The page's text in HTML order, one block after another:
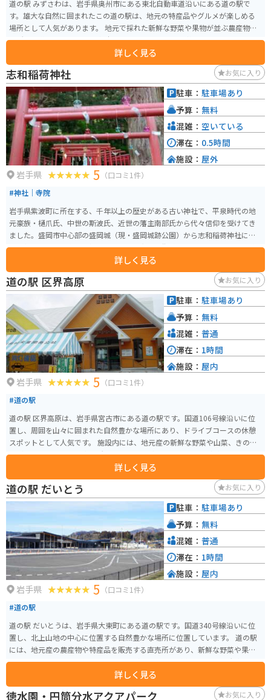
道の駅 みずさわは、岩手県奥州市にある東北自動車道沿いにある道の駅で
す。雄大な自然に囲まれたこの道の駅は、地元の特産品やグルメが楽しめる
場所として人気があります。 地元で採れた新鮮な野菜や果物が並ぶ農産物直
売所は、道の駅 みずさわの魅力のひとつです。旬の味覚を味わえるとあっ
て、多くの観光客で賑わいます。また、岩手県産のブランド米「ひとめぼれ」
を使ったおにぎりや、地元産のそば粉を使った手打ちそばなど、地元の味が
楽しめるのも魅力です。 バイクで訪れる際には、道の駅 みずさわは休憩場所
としても最適です。駐車場も広く、トイレも完備されているので、安心して
休むことができます。周辺には、岩手県屈指の景勝地である猊鼻渓や、歴史
を感じさせる平泉などの観光スポットも点在しており、ツーリングの拠点と
してもおすすめです。
詳しく見る
志和稲荷神社 お気に入り
岩手県 5 （口コミ1件）
#神社｜寺院
岩手県紫波町に所在する、千年以上の歴史がある古い神社で、平泉時代の地
元豪族・樋爪氏、中世の斯波氏、近世の藩主南部氏から代々信仰を受けてき
ました。盛岡市中心部の盛岡城（現・盛岡城跡公園）から志和稲荷神社に向
けて整備された藩主の参拝ルートは「志和稲荷街道」として、現在も主要道
いるので自由に停められます。鳥居から本殿、そしてその脇の斜面上にある
「千年の老杉」までは、ゆっくり歩いても15分ほどですが、茅の輪くぐりや
夏場鳥居に付けられる風鈴のおかげで、退屈せず参拝することができます。
近くには温泉施設「ラ・フランス温泉」やブルーベリー農園などの娯楽施設
も多く、1日中楽しめます。
詳しく見る
駐車： 駐車場あり
予算： 無料
混雑： 空いている
滞在： 0.5時間
施設： 屋外
道の駅 区界高原 お気に入り
岩手県 5 （口コミ1件）
#道の駅
道の駅 区界高原は、岩手県宮古市にある道の駅です。国道106号線沿いに位
置し、周囲を山々に囲まれた自然豊かな場所にあり、ドライブコースの休憩
スポットとして人気です。 施設内には、地元産の新鮮な野菜や山菜、きのこ
などを販売する農産物直売所や、そばやうどん、ラーメンなどが味わえる食
堂があります。特に、地元産のそば粉を使った手打ちそばはおすすめです。
また、区界高原は、春には桜、秋には紅葉の名所としても知られており、ツ
ーリングにも最適なエリアです。道の駅には、バイクスタンドも設置されて
いるので、安心してバイクを停めることができます。 周辺には、区界高原牧
場や、なだらかな山容が美しい区界三山のひとつ、五葉山など、自然を満喫
できるスポットも点在しています。
詳しく見る
駐車： 駐車場あり
予算： 無料
混雑： 普通
滞在： 1時間
施設： 屋内
道の駅 だいとう お気に入り
岩手県 5 （口コミ1件）
#道の駅
道の駅 だいとうは、岩手県大東町にある道の駅です。国道340号線沿いに位
置し、北上山地の中心に位置する自然豊かな場所に位置しています。 道の駅
には、地元産の農産物や特産品を販売する直売所があり、新鮮な野菜や果
物、山菜、きのこ、手作りの加工品など、地元の味が楽しめます。 大東町
は、岩手県内でも有数のそばの産地として知られており、道の駅でもそばを
使ったメニューが人気です。特産の「大東そば」は、香りが高くコシが強い
詳しく見る
駐車： 駐車場あり
予算： 無料
混雑： 普通
滞在： 1時間
施設： 屋内
徳水園・円筒分水アクアパーク お気に入り